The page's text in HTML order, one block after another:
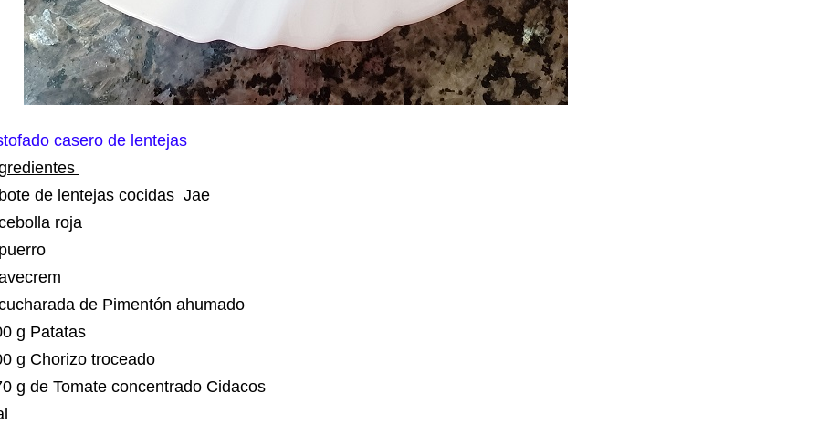
casero de lentejas
de lentejas cocidas Jae
roja
de Pimentón ahumado
g Patatas
g Chorizo troceado
g de Tomate concentrado Cidacos